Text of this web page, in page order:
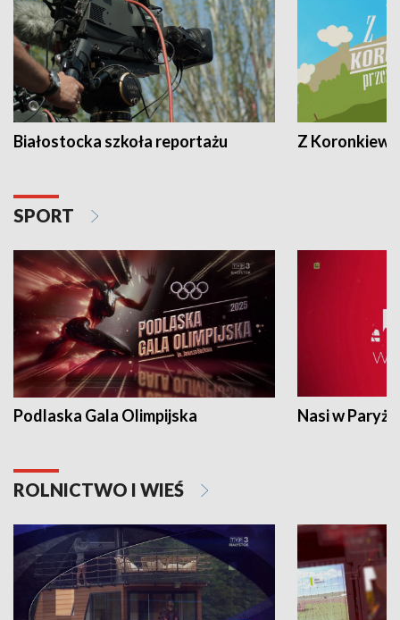
Białostocka szkoła reportażu Z
SPORT
Podlaska Gala Olimpijska Nasi w Paryżu
ROLNICTWO I WIEŚ